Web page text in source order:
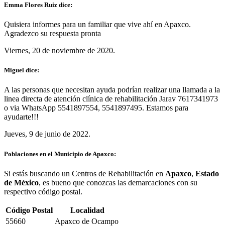
Emma Flores Ruiz dice:
Quisiera informes para un familiar que vive ahí en Apaxco.
Agradezco su respuesta pronta
Viernes, 20 de noviembre de 2020.
Miguel dice:
A las personas que necesitan ayuda podrían realizar una llamada a la
linea directa de atención clínica de rehabilitación Jarav 7617341973
o via WhatsApp 5541897554, 5541897495. Estamos para
ayudarte!!!
Jueves, 9 de junio de 2022.
Poblaciones en el Municipio de Apaxco:
Si estás buscando un Centros de Rehabilitación en Apaxco, Estado
de México, es bueno que conozcas las demarcaciones con su
respectivo código postal.
Código Postal
Localidad
55660
Apaxco de Ocampo